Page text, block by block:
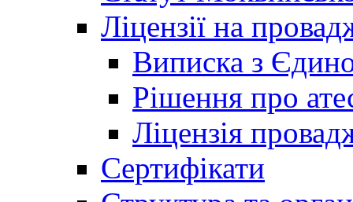
Ліцензії на
Виписка з
Рішення про
Ліцензія
Сертифікати